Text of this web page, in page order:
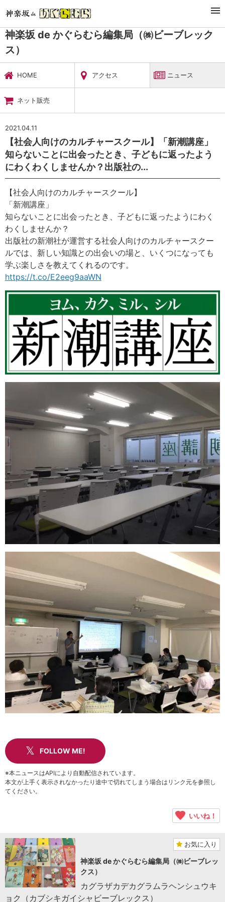
暮らし・娯楽
神楽坂 de かぐらむら編集局（㈱ビーブレックス）
ニュース
神楽坂 de かぐらむら編集局（㈱ビーブレック
ス）
HOME アクセス ニュース
ネット販売
2021.04.11
【社会人向けのカルチャースクール】「新潮講座」
知らないことに出会ったとき、子どもに返ったよう
にわくわくしませんか？出版社の...
【社会人向けのカルチャースクール】
「新潮講座」
知らないことに出会ったとき、子どもに返ったようにわく
わくしませんか？
出版社の新潮社が運営する社会人向けのカルチャースクー
ルでは、新しい知識との出会いの場と、いくつになっても
学ぶ楽しさを教えてくれるのです。
https://t.co/E2eeg9aaWN
FOLLOW ME!
※本ニュースはAPIにより自動配信されています。
本文が上手く表示されなかったり途中で切れてしまう場合はリンク元を参照し
てください。
いいね！
お気に入り
神楽坂 de かぐらむら編集局（㈱ビーブレッ
クス）
カグラザカデカグラムラヘンシュウキ
ョク（カブシキガイシャビーブレックス）